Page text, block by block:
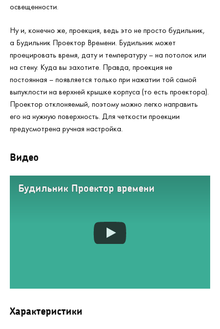
освещенности.
Ну и, конечно же, проекция, ведь это не просто будильник,
а Будильник Проектор Времени. Будильник может
проецировать время, дату и температуру – на потолок или
на стену. Куда вы захотите. Правда, проекция не
постоянная – появляется только при нажатии той самой
выпуклости на верхней крышке корпуса (то есть проектора).
Проектор отклоняемый, поэтому можно легко направить
его на нужную поверхность. Для четкости проекции
предусмотрена ручная настройка.
Видео
Будильник Проектор времени
Характеристики